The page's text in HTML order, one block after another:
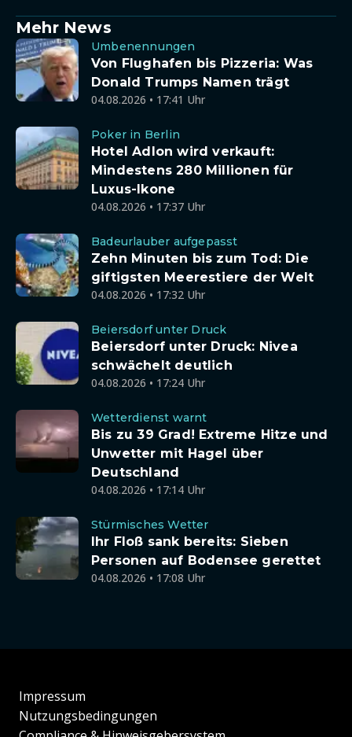
Mehr News
Umbenennungen
Von Flughafen bis Pizzeria: Was
Donald Trumps Namen trägt
04.08.2026 • 17:41 Uhr
Poker in Berlin
Hotel Adlon wird verkauft:
Mindestens 280 Millionen für
Luxus-Ikone
04.08.2026 • 17:37 Uhr
Badeurlauber aufgepasst
Zehn Minuten bis zum Tod: Die
giftigsten Meerestiere der Welt
04.08.2026 • 17:32 Uhr
Beiersdorf unter Druck
Beiersdorf unter Druck: Nivea
schwächelt deutlich
04.08.2026 • 17:24 Uhr
Wetterdienst warnt
Bis zu 39 Grad! Extreme Hitze und
Unwetter mit Hagel über
Deutschland
04.08.2026 • 17:14 Uhr
Stürmisches Wetter
Ihr Floß sank bereits: Sieben
Personen auf Bodensee gerettet
04.08.2026 • 17:08 Uhr
Impressum
Nutzungsbedingungen